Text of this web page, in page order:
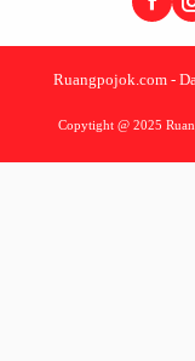
Ruangpojok.com -
Copytight @ 2025